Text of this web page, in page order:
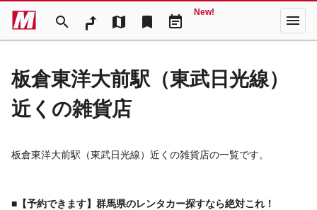
search map bookmark event_note
New! menu
板倉東洋大前駅（東武日光線）
近くの雑貨店
板倉東洋大前駅（東武日光線）近くの雑貨店の一覧です。
■【予約できます】群馬県のレンタカー探すなら絶対これ！